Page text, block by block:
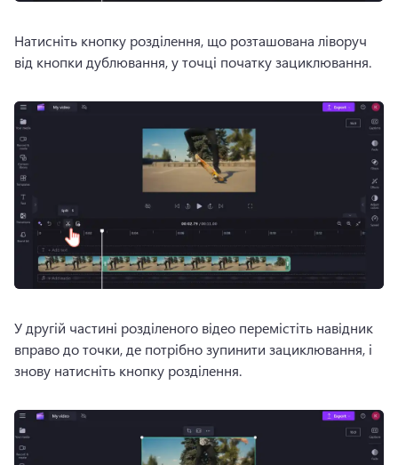
Натисніть кнопку розділення, що розташована ліворуч
від кнопки дублювання, у точці початку зациклювання.
У другій частині розділеного відео перемістіть навідник
вправо до точки, де потрібно зупинити зациклювання, і
знову натисніть кнопку розділення.